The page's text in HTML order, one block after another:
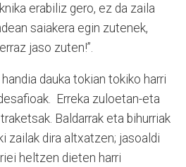
erabiliz gero, ez da zaila
saiakera egin zutenek,
jaso zuten!”.
dauka tokian tokiko harri
Erreka zuloetan-eta
Baldarrak eta bihurriak
zailak dira altxatzen; jasoaldi
heltzen dieten harri